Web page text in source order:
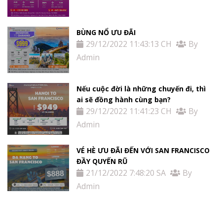
BÙNG NỔ ƯU ĐÃI
29/12/2022 11:43:13 CH
By
Admin
Nếu cuộc đời là những chuyến đi, thì
ai sẽ đồng hành cùng bạn?
29/12/2022 11:41:23 CH
By
Admin
VÉ HÈ ƯU ĐÃI ĐẾN VỚI SAN FRANCISCO
ĐẦY QUYẾN RŨ
21/12/2022 7:48:20 SA
By
Admin